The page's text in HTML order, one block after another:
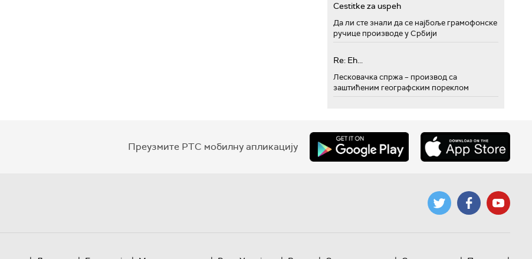
Cestitke za uspeh
Да ли сте знали да се најбоље грамофонске
ручице производе у Србији
Re: Eh...
Лесковачка спржа – производ са
заштићеним географским пореклом
Преузмите РТС мобилну апликацију